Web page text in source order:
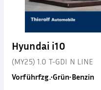
Hyundai i10
(MY25) 1.0 T-GDI N LINE
Vorführfzg.•Grün•Benzin